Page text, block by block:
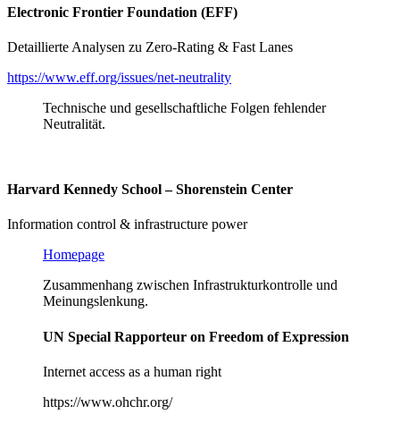
Electronic Frontier Foundation (EFF)
Detaillierte Analysen zu Zero-Rating & Fast Lanes
https://www.eff.org/issues/net-neutrality
Technische und gesellschaftliche Folgen fehlender
Neutralität.
Harvard Kennedy School – Shorenstein Center
Information control & infrastructure power
Homepage
Zusammenhang zwischen Infrastrukturkontrolle und
Meinungslenkung.
UN Special Rapporteur on Freedom of Expression
Internet access as a human right
https://www.ohchr.org/